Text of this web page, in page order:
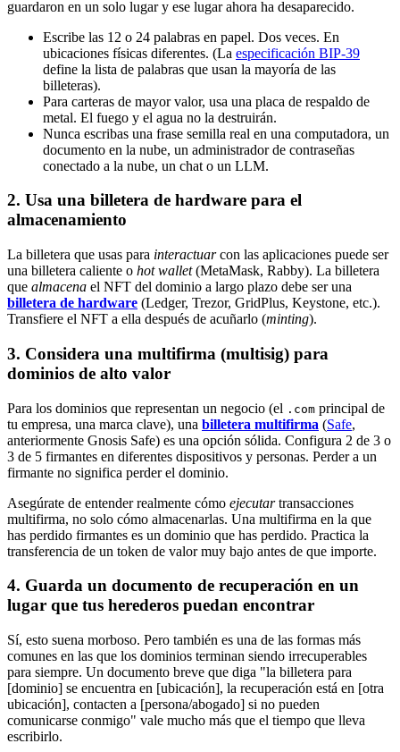
guardaron en un solo lugar y ese lugar ahora ha desaparecido.
Escribe las 12 o 24 palabras en papel. Dos veces. En
ubicaciones físicas diferentes. (La especificación BIP-39
define la lista de palabras que usan la mayoría de las
billeteras).
Para carteras de mayor valor, usa una placa de respaldo de
metal. El fuego y el agua no la destruirán.
Nunca escribas una frase semilla real en una computadora, un
documento en la nube, un administrador de contraseñas
conectado a la nube, un chat o un LLM.
2. Usa una billetera de hardware para el
almacenamiento
La billetera que usas para interactuarcon las aplicaciones puede ser
una billetera caliente o hot wallet(MetaMask, Rabby). La billetera
que almacena el NFT del dominio a largo plazo debe ser una
billetera de hardware (Ledger, Trezor, GridPlus, Keystone, etc.).
Transfiere el NFT a ella después de acuñarlo (minting).
3. Considera una multifirma (multisig) para
dominios de alto valor
Para los dominios que representan un negocio (el .com principal de
tu empresa, una marca clave), una billetera multifirma (Safe,
anteriormente Gnosis Safe) es una opción sólida. Configura 2 de 3 o
3 de 5 firmantes en diferentes dispositivos y personas. Perder a un
firmante no significa perder el dominio.
Asegúrate de entender realmente cómo ejecutartransacciones
multifirma, no solo cómo almacenarlas. Una multifirma en la que
has perdido firmantes es un dominio que has perdido. Practica la
transferencia de un token de valor muy bajo antes de que importe.
4. Guarda un documento de recuperación en un
lugar que tus herederos puedan encontrar
Sí, esto suena morboso. Pero también es una de las formas más
comunes en las que los dominios terminan siendo irrecuperables
para siempre. Un documento breve que diga "la billetera para
[dominio] se encuentra en [ubicación], la recuperación está en [otra
ubicación], contacten a [persona/abogado] si no pueden
comunicarse conmigo" vale mucho más que el tiempo que lleva
escribirlo.